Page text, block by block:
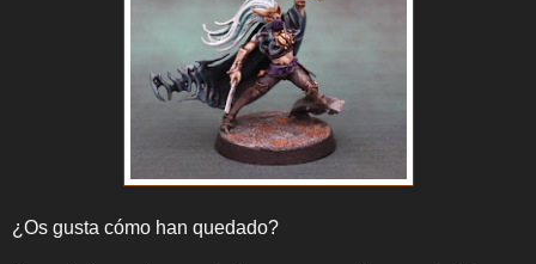
¿Os gusta cómo han quedado?